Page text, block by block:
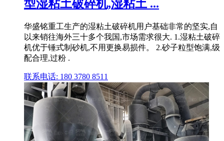
型湿粘土破碎机,湿粘土 ...
华盛铭重工生产的湿粘土破碎机用户基础非常的坚实,自
以来销往海外三十多个我国,市场需求很大. 1.湿粘土破碎
机优于锤式制砂机,不用更换易损件。 2.砂子粒型饱满,级
配合理,过粉 .
联系电话: 180 3780 8511